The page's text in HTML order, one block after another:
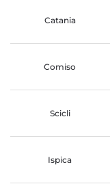
Catania
Comiso
Scicli
Ispica